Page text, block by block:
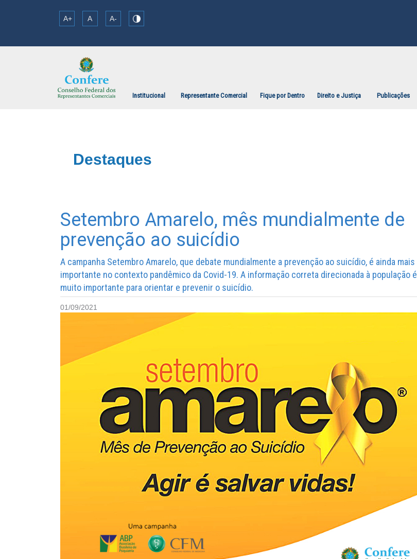
A+ A A-
Institucional Representante Comercial Fique por Dentro Direito e Justiça Publicações
Destaques
Setembro Amarelo, mês mundialmente de
prevenção ao suicídio
A campanha Setembro Amarelo, que debate mundialmente a prevenção ao suicídio, é ainda mais
importante no contexto pandêmico da Covid-19. A informação correta direcionada à população é
muito importante para orientar e prevenir o suicídio.
01/09/2021